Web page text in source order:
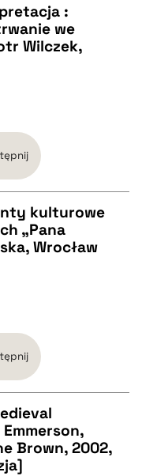
:
we
Wilczek,
kulturowe
„Pana
Wrocław
Brown, 2002,